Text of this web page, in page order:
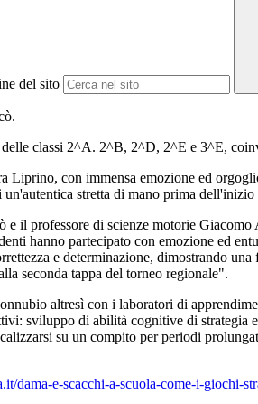
del sito
delle classi 2^A. 2^B, 2^D, 2^E e 3^E,
Liprino, con immensa emozione ed
un'autentica stretta di mano prima
e il professore di scienze motorie
hanno partecipato con emozione ed
e determinazione, dimostrando
seconda tappa del torneo regionale".
altresì con i laboratori di
sviluppo di abilità cognitive di strategia
su un compito per periodi
it/dama-e-scacchi-a-scuola-come-i-giochi-